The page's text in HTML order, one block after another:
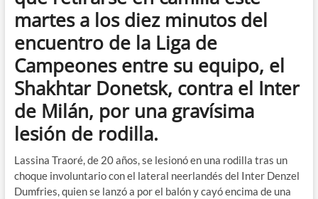
martes a los diez minutos del
encuentro de la Liga de
Campeones entre su equipo, el
Shakhtar Donetsk, contra el Inter
de Milán, por una gravísima
lesión de rodilla.
Lassina Traoré, de 20 años, se lesionó en una rodilla tras un
choque involuntario con el lateral neerlandés del Inter Denzel
Dumfries, quien se lanzó a por el balón y cayó encima de una